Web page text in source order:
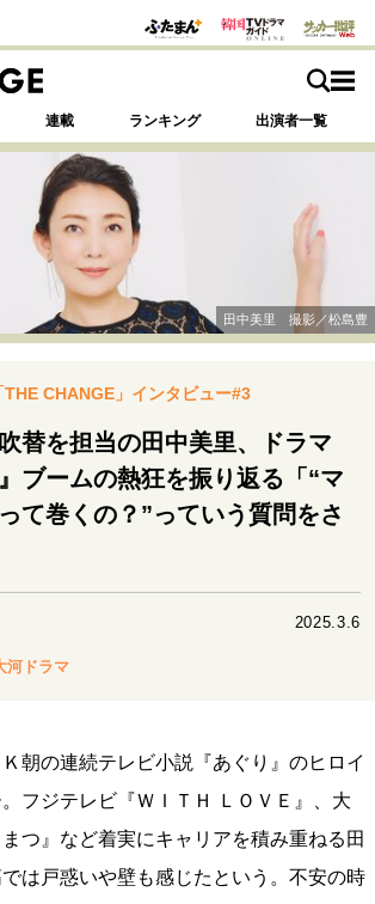
連載 ランキング 出演者一覧
テーマで探す
い 決断の裏側
挫折からの再起
人生が動いた日 10代の挫折と原点
変革の原動力
次世代へのバトン
田中美里 撮影／松島豊
CHANGE」インタビュー#3
替を担当の田中美里、ドラマ
ブームの熱狂を振り返る「“マ
て巻くの？”っていう質問をさ
2025.3.6
河ドラマ
朝の連続テレビ小説『あぐり』のヒロイ
フジテレビ『ＷＩＴＨ ＬＯＶＥ』、大
つ』など着実にキャリアを積み重ねる田
は戸惑いや壁も感じたという。不安の時